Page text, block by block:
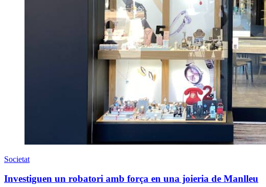
Societat
Investiguen un robatori amb força en una joieria de Manlleu